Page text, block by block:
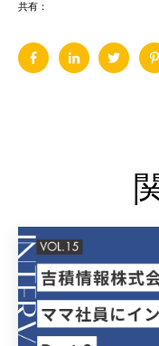
共有：